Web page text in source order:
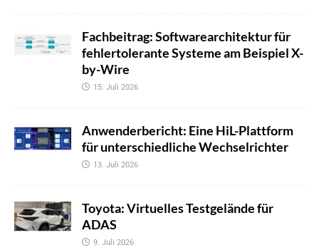
Fachbeitrag: Softwarearchitektur für
fehlertolerante Systeme am Beispiel X-
by-Wire
15. Juli 2026
Anwenderbericht: Eine HiL-Plattform
für unterschiedliche Wechselrichter
13. Juli 2026
Toyota: Virtuelles Testgelände für
ADAS
9. Juli 2026